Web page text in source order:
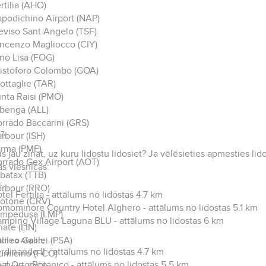
(AHO)
Airport (NAP)
Sant Angelo (TSF)
Magliocco (CIY)
Lisa (FOG)
Colombo (GOA)
(TAR)
Raisi (PMO)
(ALL)
Baccarini (GRS)
(ISH)
(PMF)
Gex Airport (AOT)
(TTB)
(RRO)
(CRV)
(LMP)
(LIN)
Galilei (PSA)
(FCO)
jau zināt, uz kuru lidostu lidosiet? Ja vēlēsieties apmesties
viesnīcas:
Fertilia - attālums no lidostas 4.7 km
Country Hotel Alghero - attālums no lidostas 5.1 km
Village Laguna BLU - attālums no lidostas 6 km
Airport:
II - attālums no lidostas 4.7 km